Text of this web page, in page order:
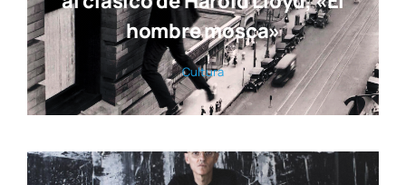
Congreso de Misterio e Historia
del Ateneo Mercantil
Actua­li­dad